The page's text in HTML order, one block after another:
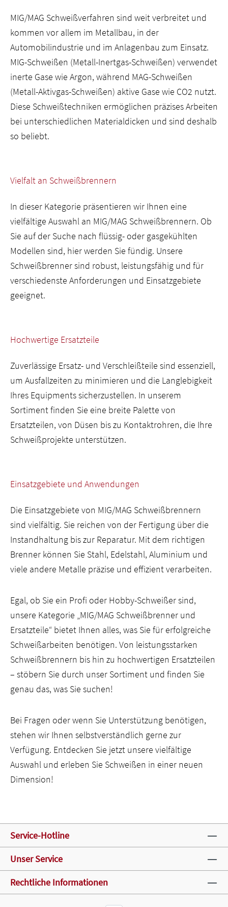
MIG/MAG Schweißverfahren sind weit verbreitet und
kommen vor allem im Metallbau, in der
Automobilindustrie und im Anlagenbau zum Einsatz.
MIG-Schweißen (Metall-Inertgas-Schweißen) verwendet
inerte Gase wie Argon, während MAG-Schweißen
(Metall-Aktivgas-Schweißen) aktive Gase wie CO2 nutzt.
Diese Schweißtechniken ermöglichen präzises Arbeiten
bei unterschiedlichen Materialdicken und sind deshalb
so beliebt.
Vielfalt an Schweißbrennern
In dieser Kategorie präsentieren wir Ihnen eine
vielfältige Auswahl an MIG/MAG Schweißbrennern. Ob
Sie auf der Suche nach flüssig- oder gasgekühlten
Modellen sind, hier werden Sie fündig. Unsere
Schweißbrenner sind robust, leistungsfähig und für
verschiedenste Anforderungen und Einsatzgebiete
geeignet.
Hochwertige Ersatzteile
Zuverlässige Ersatz- und Verschleißteile sind essenziell,
um Ausfallzeiten zu minimieren und die Langlebigkeit
Ihres Equipments sicherzustellen. In unserem
Sortiment finden Sie eine breite Palette von
Ersatzteilen, von Düsen bis zu Kontaktrohren, die Ihre
Schweißprojekte unterstützen.
Einsatzgebiete und Anwendungen
Die Einsatzgebiete von MIG/MAG Schweißbrennern
sind vielfältig. Sie reichen von der Fertigung über die
Instandhaltung bis zur Reparatur. Mit dem richtigen
Brenner können Sie Stahl, Edelstahl, Aluminium und
viele andere Metalle präzise und effizient verarbeiten.
Egal, ob Sie ein Profi oder Hobby-Schweißer sind,
unsere Kategorie „MIG/MAG Schweißbrenner und
Ersatzteile“ bietet Ihnen alles, was Sie für erfolgreiche
Schweißarbeiten benötigen. Von leistungsstarken
Schweißbrennern bis hin zu hochwertigen Ersatzteilen
– stöbern Sie durch unser Sortiment und finden Sie
genau das, was Sie suchen!
Bei Fragen oder wenn Sie Unterstützung benötigen,
stehen wir Ihnen selbstverständlich gerne zur
Verfügung. Entdecken Sie jetzt unsere vielfältige
Auswahl und erleben Sie Schweißen in einer neuen
Dimension!
Service-Hotline
Unser Service
Rechtliche Informationen